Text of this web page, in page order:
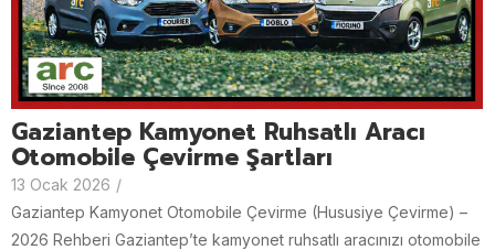
Gaziantep Kamyonet Ruhsatlı Aracı
Otomobile Çevirme Şartları
13 Ocak 2026 /
Gaziantep Kamyonet Otomobile Çevirme (Hususiye Çevirme) –
2026 Rehberi Gaziantep’te kamyonet ruhsatlı aracınızı otomobile